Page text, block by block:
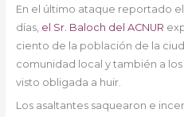
En el último ataque reportado
días, el Sr. Baloch del ACNUR
ciento de la población de la
comunidad local y también a
visto obligada a huir.
Los asaltantes saquearon e